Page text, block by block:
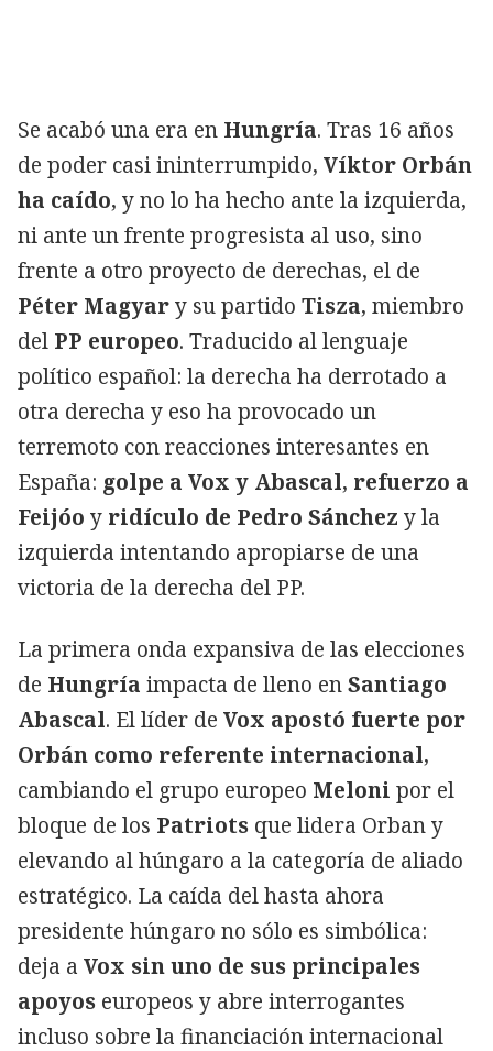
Se acabó una era en Hungría. Tras 16 años
de poder casi ininterrumpido, Víktor Orbán
ha caído, y no lo ha hecho ante la izquierda,
ni ante un frente progresista al uso, sino
frente a otro proyecto de derechas, el de
Péter Magyary su partido Tisza, miembro
del PP europeo. Traducido al lenguaje
político español: la derecha ha derrotado a
otra derecha y eso ha provocado un
terremoto con reacciones interesantes en
España: golpe a Vox y Abascal, refuerzo a
Feijóo y ridículo de Pedro Sánchez y la
izquierda intentando apropiarse de una
victoria de la derecha del PP.
La primera onda expansiva de las elecciones
de Hungría impacta de lleno enSantiago
Abascal. El líder de Vox apostó fuerte por
Orbán como referente internacional,
cambiando el grupo europeo Meloni por el
bloque de los Patriots que lidera Orban y
elevando al húngaro a la categoría de aliado
estratégico. La caída del hasta ahora
presidente húngaro no sólo es simbólica:
deja a Vox sin uno de sus principales
apoyos europeos y abre interrogantes
incluso sobre la financiación internacional